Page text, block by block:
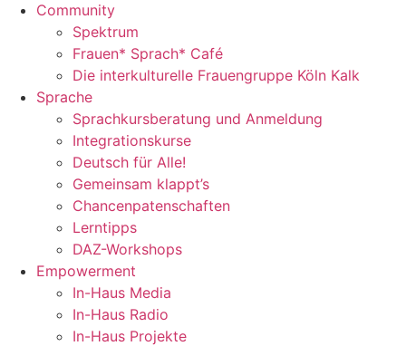
Community
Spektrum
Frauen* Sprach* Café
Die interkulturelle Frauengruppe Köln Kalk
Sprache
Sprachkursberatung und Anmeldung
Integrationskurse
Deutsch für Alle!
Gemeinsam klappt’s
Chancenpatenschaften
Lerntipps
DAZ-Workshops
Empowerment
In-Haus Media
In-Haus Radio
In-Haus Projekte